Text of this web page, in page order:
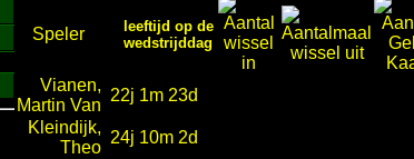
Speler
leeftijd op de
wedstrijddag
Vianen,
Martin Van
22j 1m 23d
Kleindijk,
Theo
24j 10m 2d